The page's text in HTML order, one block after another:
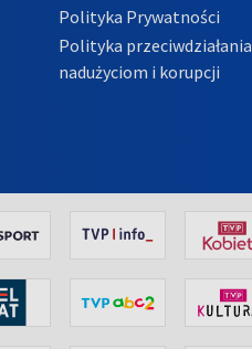
Polityka Prywatności
Polityka przeciwdziałania
nadużyciom i korupcji